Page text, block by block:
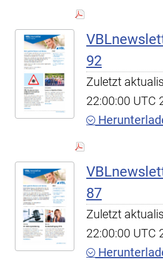
92
Zuletzt
22:00:00 UTC
87
Zuletzt
22:00:00 UTC